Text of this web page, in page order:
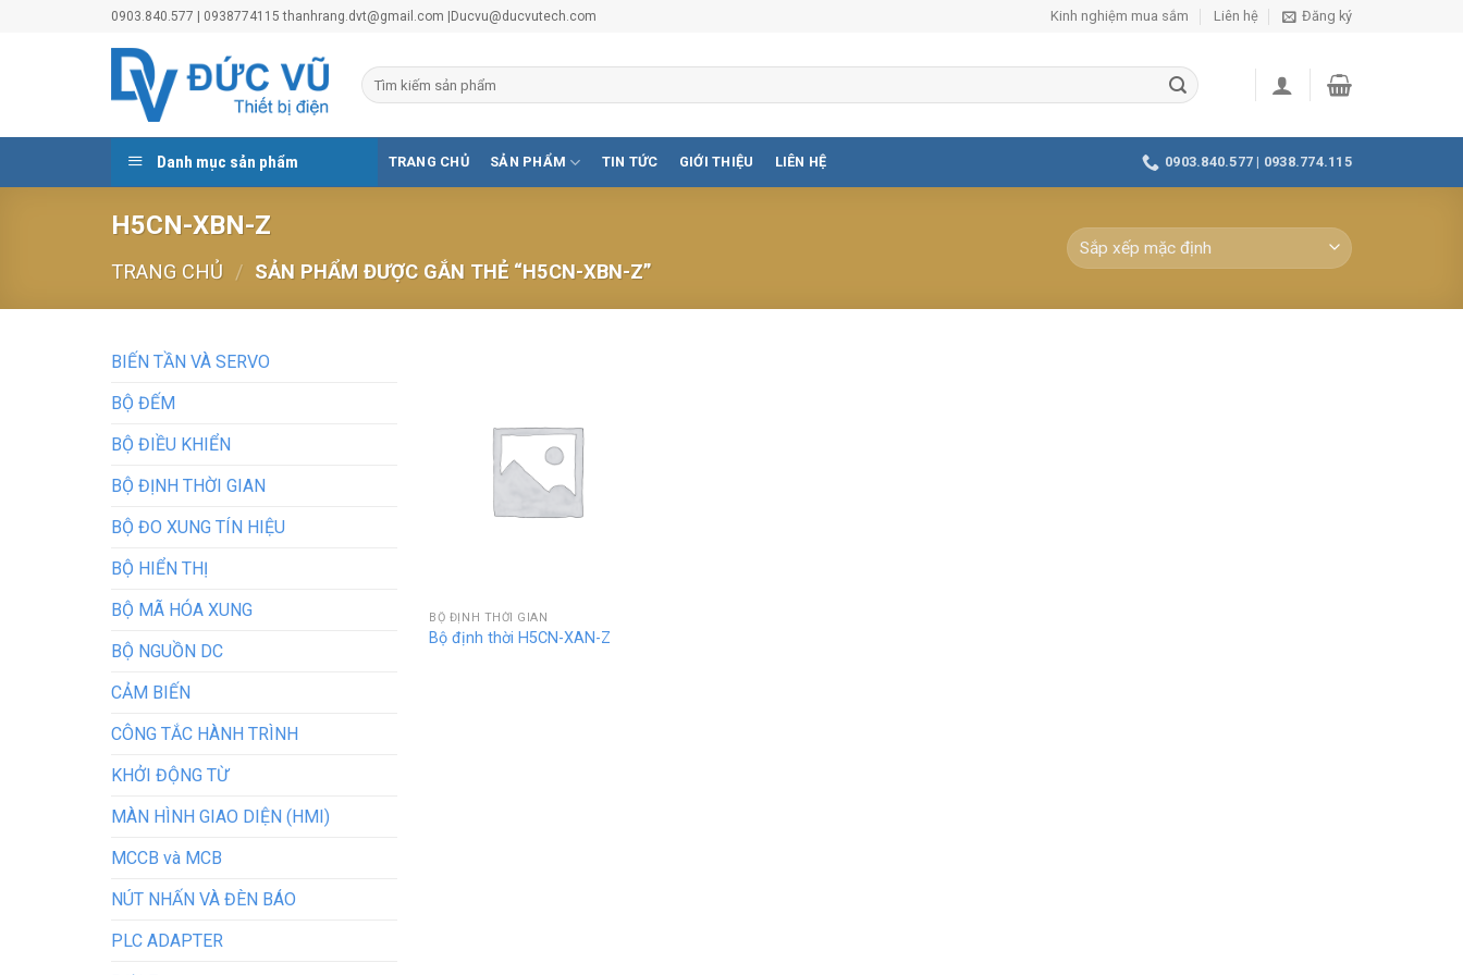
0903.840.577 | 0938774115 thanhrang.dvt@gmail.com |Ducvu@ducvutech.com Kinh nghiệm mua sắm Liên hệ Đăng ký
Danh mục sản phẩm TRANG CHỦ SẢN PHẨM TIN TỨC GIỚI THIỆU LIÊN HỆ 0903.840.577 | 0938.774.115
H5CN-XBN-Z
TRANG CHỦ / SẢN PHẨM ĐƯỢC GẮN THẺ “H5CN-XBN-Z”
BIẾN TẦN VÀ SERVO
BỘ ĐẾM
BỘ ĐIỀU KHIỂN
BỘ ĐỊNH THỜI GIAN
BỘ ĐO XUNG TÍN HIỆU
BỘ HIỂN THỊ
BỘ MÃ HÓA XUNG
BỘ NGUỒN DC
CẢM BIẾN
CÔNG TẮC HÀNH TRÌNH
KHỞI ĐỘNG TỪ
MÀN HÌNH GIAO DIỆN (HMI)
MCCB và MCB
NÚT NHẤN VÀ ĐÈN BÁO
PLC ADAPTER
BỘ ĐỊNH THỜI GIAN
Bộ định thời H5CN-XAN-Z